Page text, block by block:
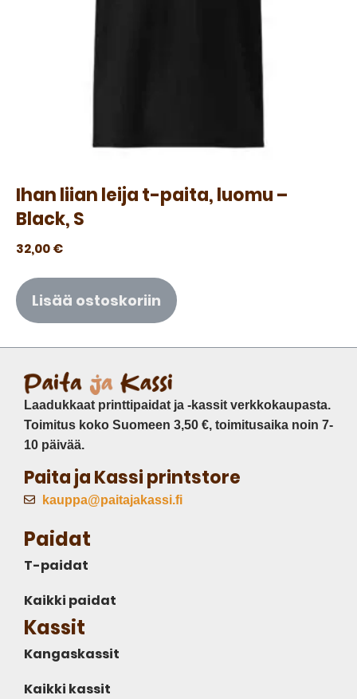
Ihan liian leija t-paita, luomu –
Black, S
32,00€
Lisää ostoskoriin
Laadukkaat printtipaidat ja -kassit verkkokaupasta.
Toimitus koko Suomeen 3,50 €, toimitusaika noin 7-
10 päivää.
Paita ja Kassi printstore
kauppa@paitajakassi.fi
Paidat
T-paidat
Kaikki paidat
Kassit
Kangaskassit
Kaikki kassit